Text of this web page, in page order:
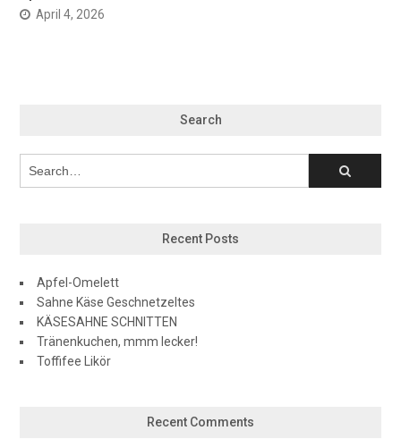
April 4, 2026
Search
Recent Posts
Apfel-Omelett
Sahne Käse Geschnetzeltes
KÄSESAHNE SCHNITTEN
Tränenkuchen, mmm lecker!
Toffifee Likör
Recent Comments